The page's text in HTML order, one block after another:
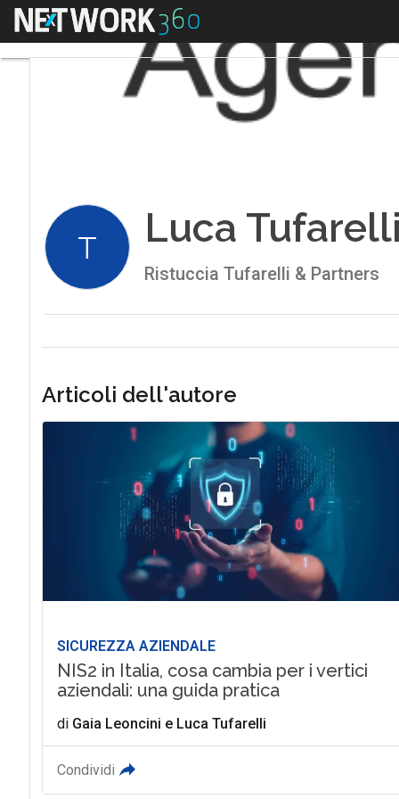
Menu
T Luca
Ristuccia Tufarelli & Partners
Articoli dell'autore
SICUREZZA AZIENDALE
NIS2 in Italia, cosa cambia per i vertici
aziendali: una guida pratica
di Gaia Leoncini e Luca Tufarelli
Condividi